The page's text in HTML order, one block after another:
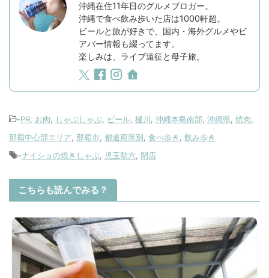
沖縄在住11年目のグルメブロガー。
沖縄で食べ飲み歩いた店は1000軒超。
ビールと旅が好きで、国内・海外グルメやビ
アバー情報も綴ってます。
楽しみは、ライブ遠征と母子旅。
-PR, お肉, しゃぶしゃぶ, ビール, 樋川, 沖縄本島南部, 沖縄県, 焼肉,
那覇中心部エリア, 那覇市, 都道府県別, 食べ歩き , 飲み歩き
-ナイショの焼きしゃぶ, 児玉助六, 閉店
こちらも読んでみる？